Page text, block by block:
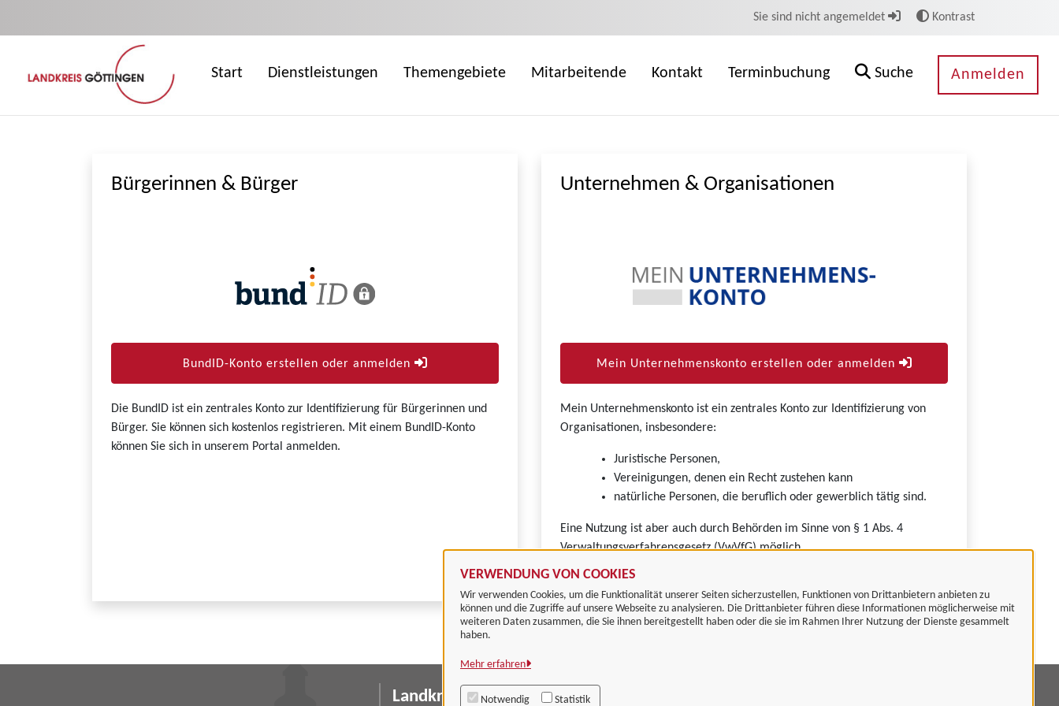
VERWENDUNG VON COOKIES
Wir verwenden Cookies, um die Funktionalität unserer Seiten sicherzustellen, Funktionen von Drittanbietern anbieten zu
können und die Zugriffe auf unsere Webseite zu analysieren. Die Drittanbieter führen diese Informationen möglicherweise mit
weiteren Daten zusammen, die Sie ihnen bereitgestellt haben oder die sie im Rahmen Ihrer Nutzung der Dienste gesammelt
haben.
Mehr erfahren
Notwendig Statistik
Sie sind nicht angemeldet Kontrast
Start Dienstleistungen Themengebiete Mitarbeitende Kontakt Terminbuchung Suche Anmelden
Bürgerinnen & Bürger
BundID-Konto erstellen oder anmelden
Die BundID ist ein zentrales Konto zur Identifizierung für Bürgerinnen und
Bürger. Sie können sich kostenlos registrieren. Mit einem BundID-Konto
können Sie sich in unserem Portal anmelden.
Unternehmen & Organisationen
Mein Unternehmenskonto erstellen oder anmelden
Mein Unternehmenskonto ist ein zentrales Konto zur Identifizierung von
Organisationen, insbesondere:
Juristische Personen,
Vereinigungen, denen ein Recht zustehen kann
natürliche Personen, die beruflich oder gewerblich tätig sind.
Eine Nutzung ist aber auch durch Behörden im Sinne von § 1 Abs. 4
Verwaltungsverfahrensgesetz (VwVfG) möglich.
Landkreis Göttingen